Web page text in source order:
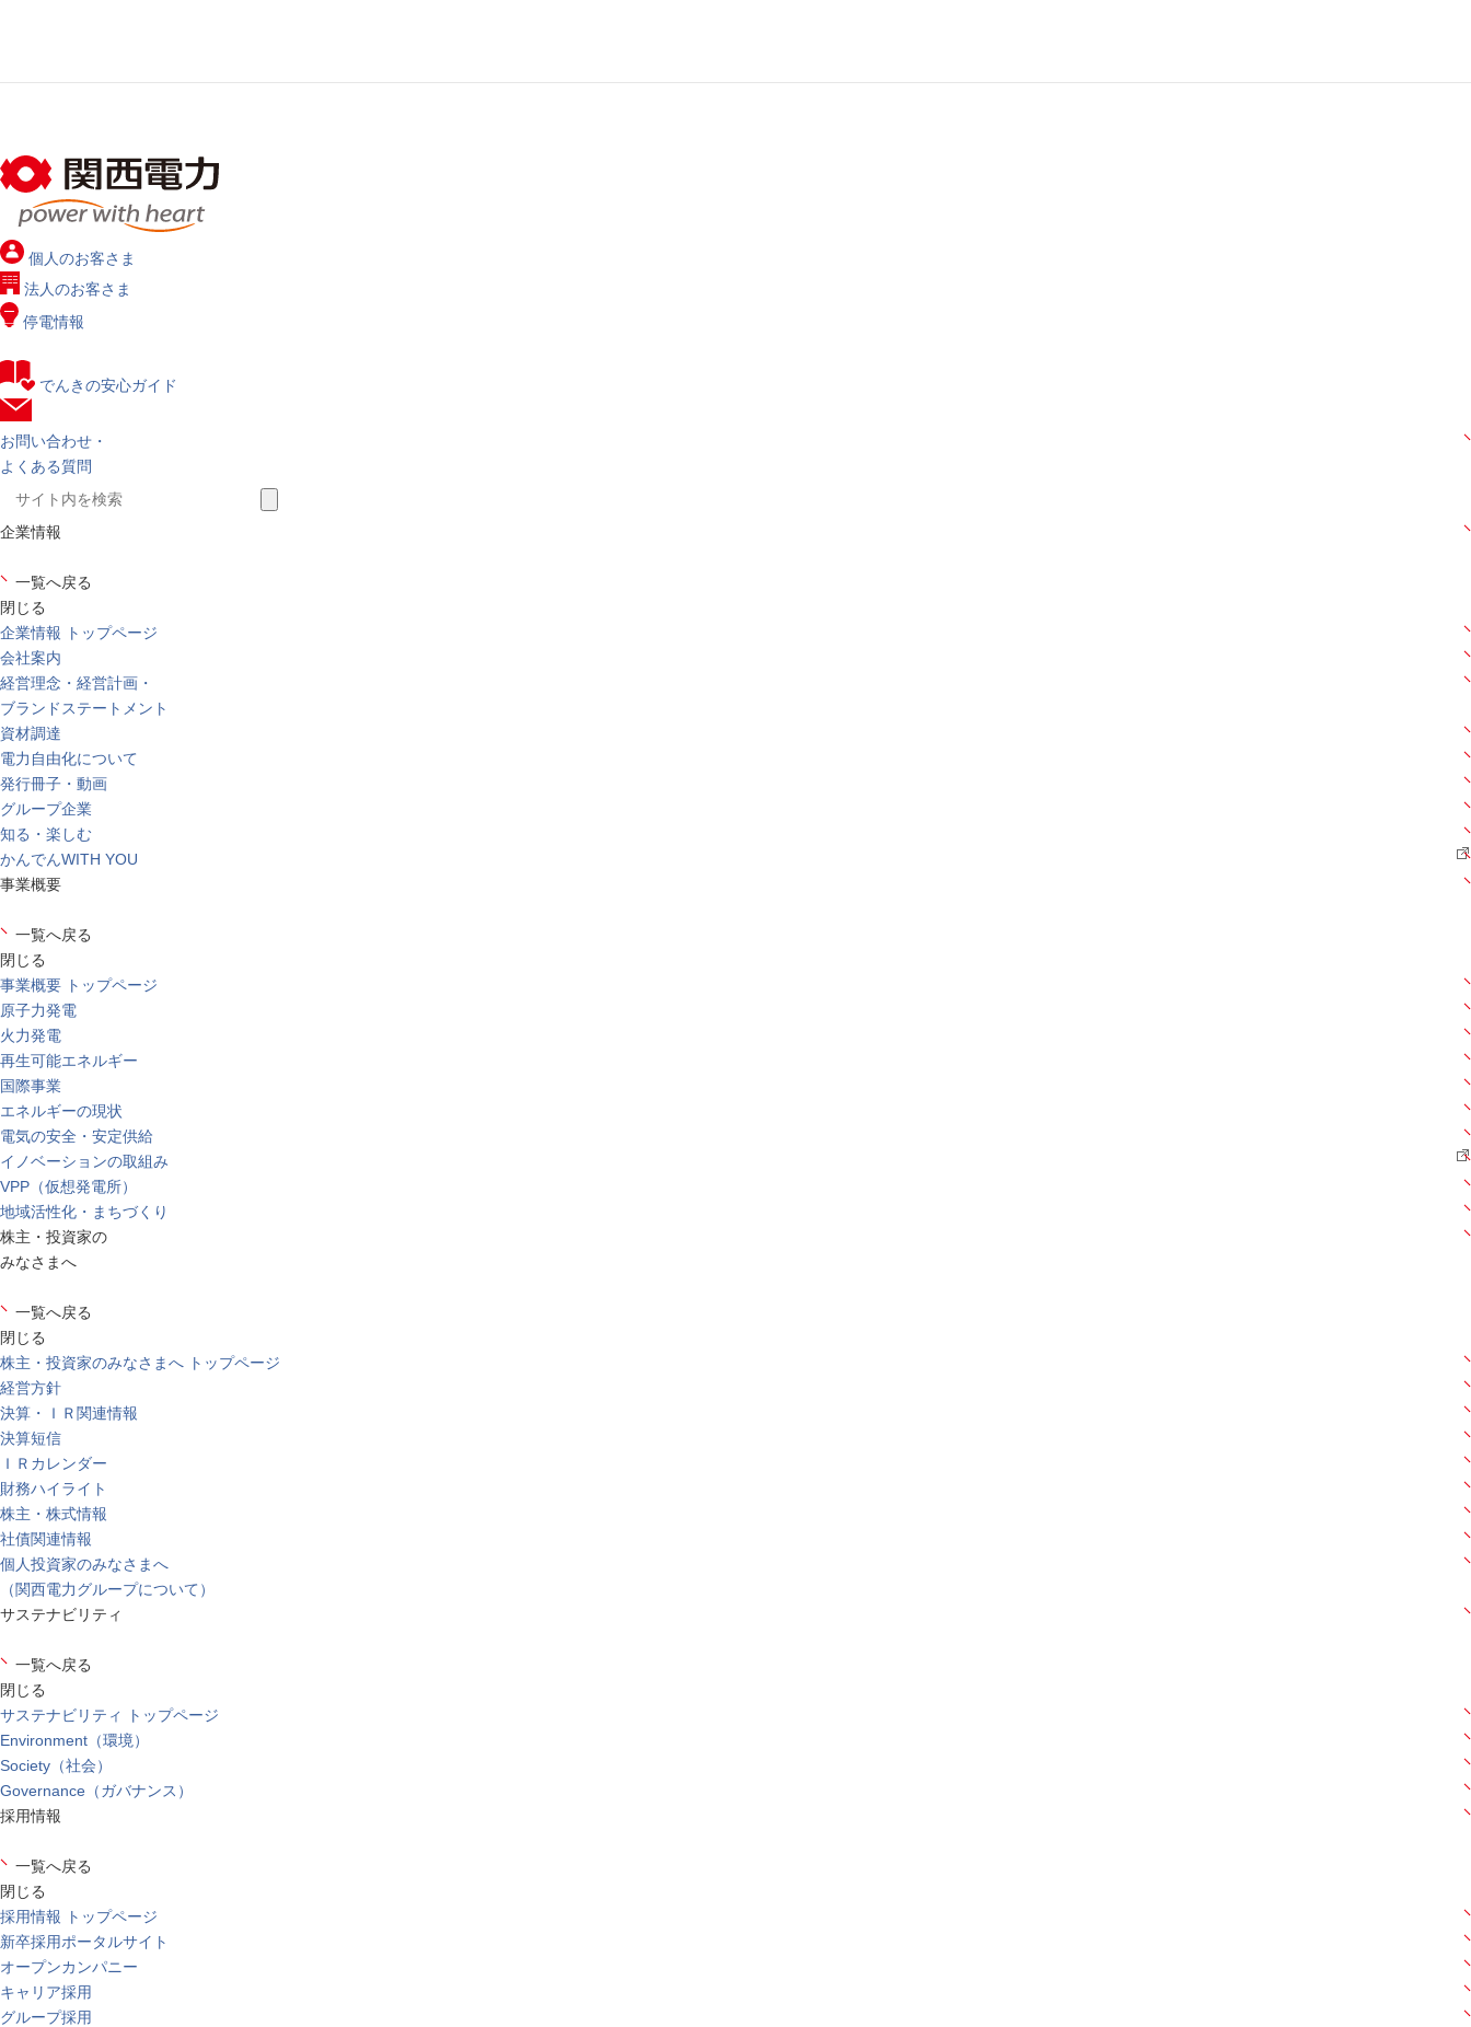
個人のお客さま
法人のお客さま
停電情報
でんきの安心ガイド
お問い合わせ・
よくある質問
企業情報
一覧へ戻る
閉じる
企業情報 トップページ
会社案内
経営理念・経営計画・
ブランドステートメント
資材調達
電力自由化について
発行冊子・動画
グループ企業
知る・楽しむ
かんでんWITH YOU
事業概要
一覧へ戻る
閉じる
事業概要 トップページ
原子力発電
火力発電
再生可能エネルギー
国際事業
エネルギーの現状
電気の安全・安定供給
イノベーションの取組み
VPP（仮想発電所）
地域活性化・まちづくり
株主・投資家の
みなさまへ
一覧へ戻る
閉じる
株主・投資家のみなさまへ トップページ
経営方針
決算・ＩＲ関連情報
決算短信
ＩＲカレンダー
財務ハイライト
株主・株式情報
社債関連情報
個人投資家のみなさまへ
（関西電力グループについて）
サステナビリティ
一覧へ戻る
閉じる
サステナビリティ トップページ
Environment（環境）
Society（社会）
Governance（ガバナンス）
採用情報
一覧へ戻る
閉じる
採用情報 トップページ
新卒採用ポータルサイト
オープンカンパニー
キャリア採用
グループ採用